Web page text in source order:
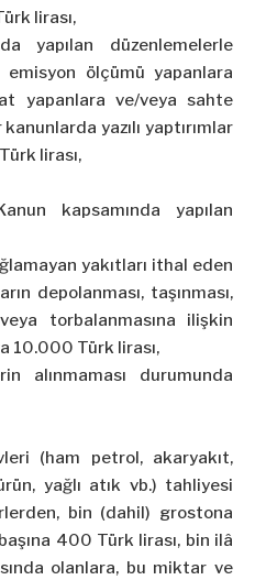
lirası,
yapılan düzenlemelerle
ölçümü yapanlara
yapanlara ve/veya sahte
yazılı yaptırımlar
lirası,
kapsamında yapılan
yakıtları ithal eden
depolanması, taşınması,
torbalanmasına ilişkin
10.000 Türk lirası,
alınmaması durumunda
(ham petrol, akaryakıt,
yağlı atık vb.) tahliyesi
bin (dahil) grostona
400 Türk lirası, bin ilâ
olanlara, bu miktar ve